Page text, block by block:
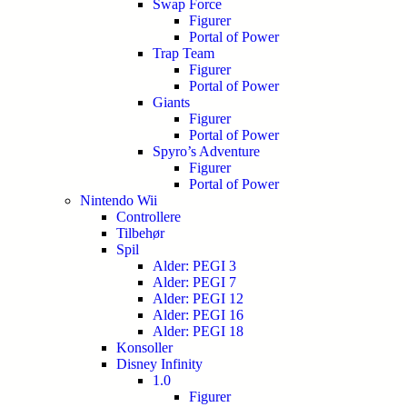
Swap Force
Figurer
Portal of Power
Trap Team
Figurer
Portal of Power
Giants
Figurer
Portal of Power
Spyro’s Adventure
Figurer
Portal of Power
Nintendo Wii
Controllere
Tilbehør
Spil
Alder: PEGI 3
Alder: PEGI 7
Alder: PEGI 12
Alder: PEGI 16
Alder: PEGI 18
Konsoller
Disney Infinity
1.0
Figurer